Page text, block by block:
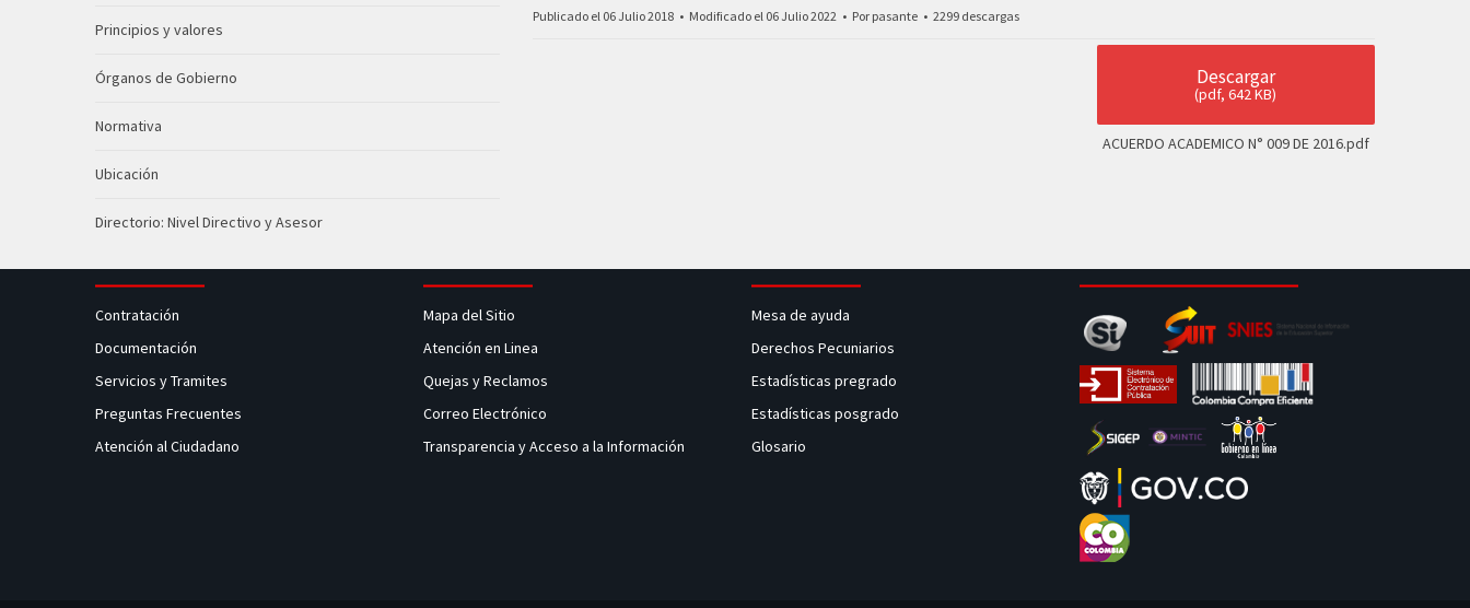
Publicado el 06 Julio 2018 Modificado el 06 Julio 2022 Por pasante 2299 descargas
Descargar
(pdf,642 KB)
ACUERDO ACADEMICO N° 009 DE 2016.pdf
Principios y valores
Órganos de Gobierno
Normativa
Ubicación
Directorio: Nivel Directivo y Asesor
Contratación
Documentación
Servicios y Tramites
Preguntas Frecuentes
Atención al Ciudadano
Mapa del Sitio
Atención en Linea
Quejas y Reclamos
Correo Electrónico
Transparencia y Acceso a la Información
Mesa de ayuda
Derechos Pecuniarios
Estadísticas pregrado
Estadísticas posgrado
Glosario